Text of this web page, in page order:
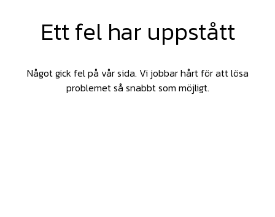
Ett fel har uppstått
Något gick fel på vår sida. Vi jobbar hårt för att lösa
problemet så snabbt som möjligt.